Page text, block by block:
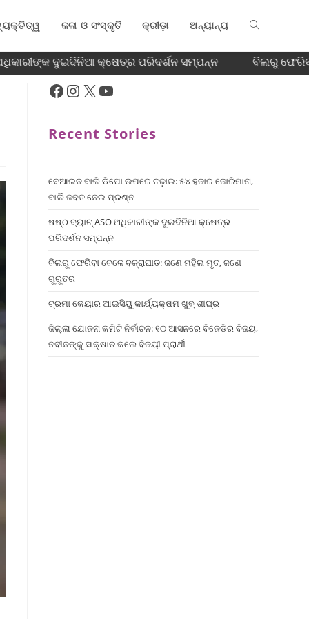
କଳା ଓ ସଂସ୍କୃତି କ୍ରୀଡ଼ା ଅନ୍ୟାନ୍ୟ
ଦୁଇଦିନିଆ କ୍ଷେତ୍ର ପରିଦର୍ଶନ ସମ୍ପନ୍ନ ବିଲରୁ
Recent Stories
ବେଆଇନ ବାଲି ଡିପୋ ଉପରେ ଚଢ଼ାଉ: ୫୪ ହଜାର ଜୋରିମାନା,
ବାଲି ଜବତ ନେଇ ପ୍ରଶ୍ନ
ଷଷ୍ଠ ବ୍ୟାଚ୍‌ ASO ଅଧିକାରୀଙ୍କ ଦୁଇଦିନିଆ କ୍ଷେତ୍ର
ପରିଦର୍ଶନ ସମ୍ପନ୍ନ
ବିଲରୁ ଫେରିବା ବେଳେ ବଜ୍ରାଘାତ: ଜଣେ ମହିଳା ମୃତ, ଜଣେ
ଗୁରୁତର
ଟ୍ରମା କେୟାର ଆଇସିୟୁ କାର୍ଯ୍ୟକ୍ଷମ ଖୁବ୍ ଶୀଘ୍ର
ଜିଲ୍ଲା ଯୋଜନା କମିଟି ନିର୍ବାଚନ: ୧୦ ଆସନରେ ବିଜେଡିର ବିଜୟ,
ନବୀନଙ୍କୁ ସାକ୍ଷାତ କଲେ ବିଜୟୀ ପ୍ରାର୍ଥୀ